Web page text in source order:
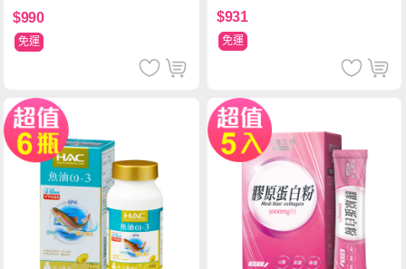
$990
免運
$931
免運